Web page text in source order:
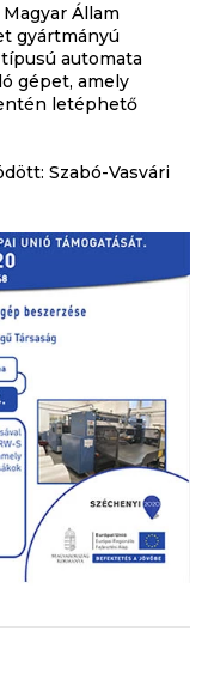
Állam
gyártmányú
automata
gépet, amely
letéphető
Szabó-Vasvári